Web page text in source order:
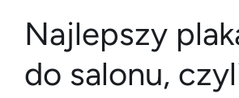
Najlepszy
do salonu,